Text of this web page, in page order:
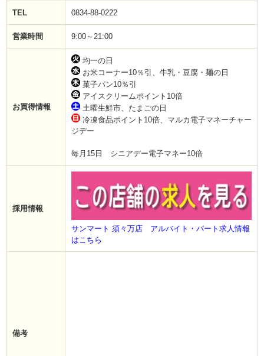
TEL 0834-88-0222
営業時間 9:00～21:00
お買得情報
均一の日
お米コーナー10％引、牛乳・豆腐・麺の日
菓子パン10％引
アイスクリームポイント10倍
土曜生鮮市、たまごの日
冷凍食品ポイント10倍、マルカ電子マネーチャー
ジデー
毎月15日 シニアデー電子マネー10倍
採用情報
サンマート 須々万店 アルバイト・パート求人情報
はこちら
備考